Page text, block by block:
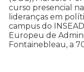
curso presencial
lideranças em
campus do
Europeu de
Fontainebleau, a